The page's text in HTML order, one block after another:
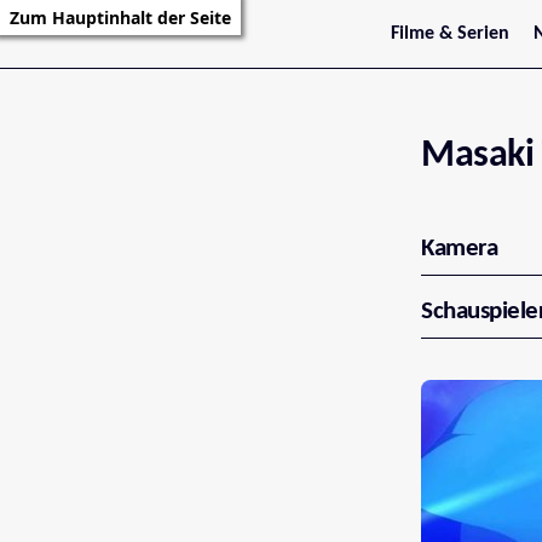
Zum Hauptinhalt der Seite
Filme & Serien
Trailer
Serienarchiv
Masaki
Kamera